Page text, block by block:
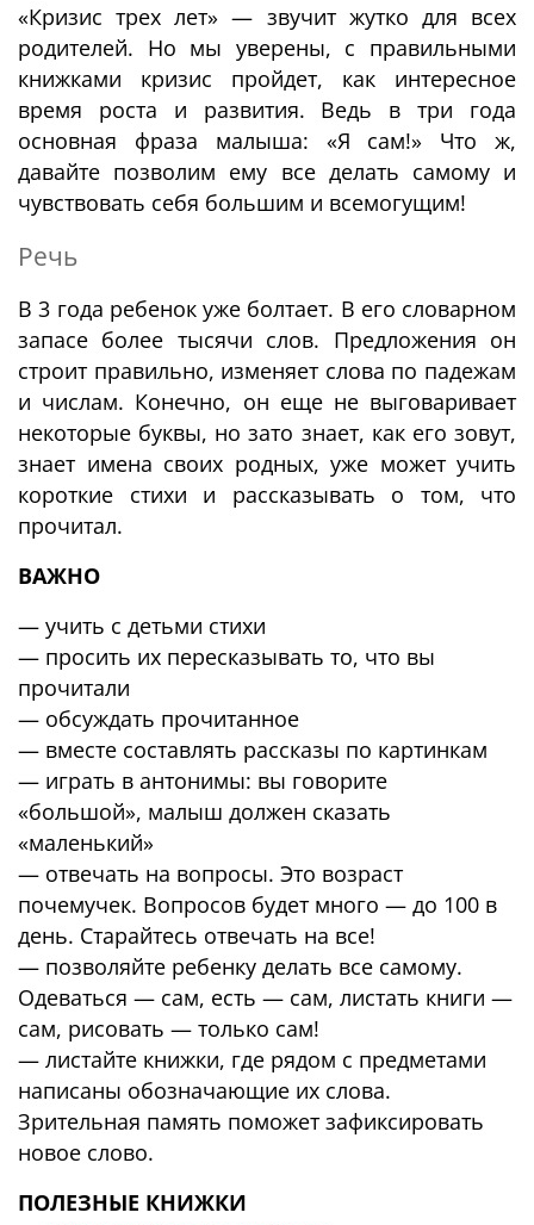
«Кризис трех лет» — звучит жутко для всех
родителей. Но мы уверены, с правильными
книжками кризис пройдет, как интересное
время роста и развития. Ведь в три года
основная фраза малыша: «Я сам!» Что ж,
давайте позволим ему все делать самому и
чувствовать себя большим и всемогущим!
Речь
В 3 года ребенок уже болтает. В его словарном
запасе более тысячи слов. Предложения он
строит правильно, изменяет слова по падежам
и числам. Конечно, он еще не выговаривает
некоторые буквы, но зато знает, как его зовут,
знает имена своих родных, уже может учить
короткие стихи и рассказывать о том, что
прочитал.
ВАЖНО
— учить с детьми стихи
— просить их пересказывать то, что вы
прочитали
— обсуждать прочитанное
— вместе составлять рассказы по картинкам
— играть в антонимы: вы говорите
«большой», малыш должен сказать
«маленький»
— отвечать на вопросы. Это возраст
почемучек. Вопросов будет много — до 100 в
день. Старайтесь отвечать на все!
— позволяйте ребенку делать все самому.
Одеваться — сам, есть — сам, листать книги —
сам, рисовать — только сам!
— листайте книжки, где рядом с предметами
написаны обозначающие их слова.
Зрительная память поможет зафиксировать
новое слово.
ПОЛЕЗНЫЕ КНИЖКИ